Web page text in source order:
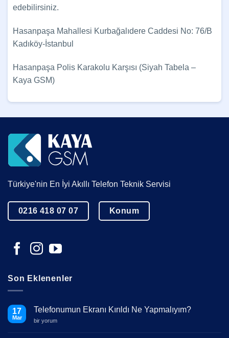
edebilirsiniz.
Hasanpaşa Mahallesi Kurbağalıdere Caddesi No: 76/B
Kadıköy-İstanbul
Hasanpaşa Polis Karakolu Karşısı (Siyah Tabela –
Kaya GSM)
Türkiye'nin En İyi Akıllı Telefon Teknik Servisi
0216 418 07 07 Konum
Son Eklenenler
17
Mar
Telefonumun Ekranı Kırıldı Ne Yapmalıyım?
Telefonumun
bir yorum